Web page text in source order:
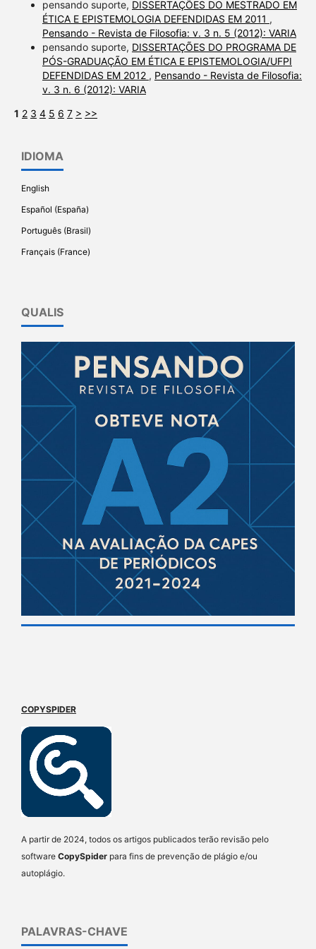
pensando suporte, DISSERTAÇÕES DO MESTRADO EM
ÉTICA E EPISTEMOLOGIA DEFENDIDAS EM 2011 ,
Pensando - Revista de Filosofia: v. 3 n. 5 (2012): VARIA
pensando suporte, DISSERTAÇÕES DO PROGRAMA DE
PÓS-GRADUAÇÃO EM ÉTICA E EPISTEMOLOGIA/UFPI
DEFENDIDAS EM 2012 , Pensando - Revista de Filosofia:
v. 3 n. 6 (2012): VARIA
1 2 3 4 5 6 7 > >>
IDIOMA
English
Español (España)
Português (Brasil)
Français (France)
QUALIS
COPYSPIDER
A partir de 2024, todos os artigos publicados terão revisão pelo
software CopySpider para fins de prevenção de plágio e/ou
autoplágio.
PALAVRAS-CHAVE